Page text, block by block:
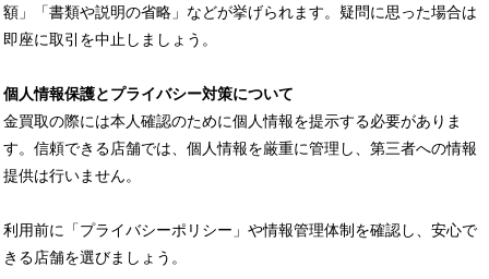
額」「書類や説明の省略」などが挙げられます。疑問に思った場合は
即座に取引を中止しましょう。
個人情報保護とプライバシー対策について
金買取の際には本人確認のために個人情報を提示する必要がありま
す。信頼できる店舗では、個人情報を厳重に管理し、第三者への情報
提供は行いません。
利用前に「プライバシーポリシー」や情報管理体制を確認し、安心で
きる店舗を選びましょう。